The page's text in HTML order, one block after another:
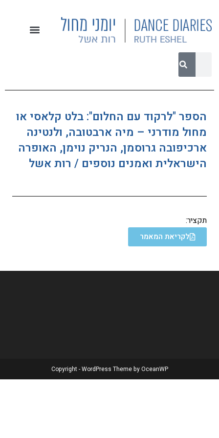
הספר "לרקוד עם החלום": בלט קלאסי או
מחול מודרני – מיה ארבטובה, ולנטינה
ארכיפובה גרוסמן, הנריק נוימן, האופרה
הישראלית ואמנים נוספים / רות אשל
תקציר:
לקריאת המאמר
Copyright - WordPress Theme by OceanWP